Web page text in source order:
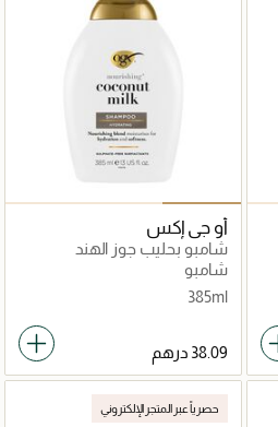
أو جي إكس
شامبو بحليب جوز الهند
شامبو
385ml
حصرياً عبر المتجر الإلكتروني